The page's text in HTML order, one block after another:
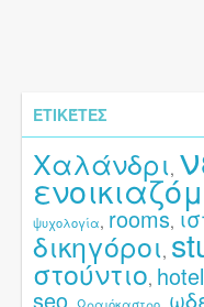
ΕΤΙΚΈΤΕΣ
Χαλάνδρι,
ψυχολογία, rooms,
δικηγόροι,
στούντιο, hotel
seo